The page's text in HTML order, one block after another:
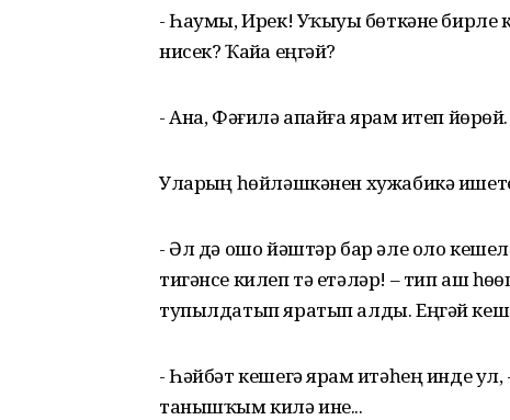
- Һаумы, Ирек! Уҡыуҙы бөткәне бирле
нисек? Ҡайҙа еңгәй?
- Ана, Фәғилә апайға ярҙам итеп йөрөй.
Уларҙың һөйләшкәнен хужабикә
- Әл дә ошо йәштәр бар әле оло
тигәнсе килеп тә етәләр! – тип аш
тупылдатып яратып алды. Еңгәй
- Һәйбәт кешегә ярҙам итәһең инде
танышҡым килә ине...